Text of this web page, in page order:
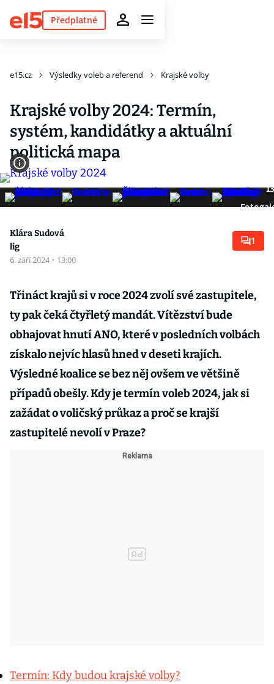
Předplatné
e15.cz Výsledky voleb a referend Krajské volby
Krajské volby 2024: Termín,
systém, kandidátky a aktuální
politická mapa
13
Klára Sudová
lig
6. září 2024 · 13:00
1
Třináct krajů si v roce 2024 zvolí své zastupitele,
ty pak čeká čtyřletý mandát. Vítězství bude
obhajovat hnutí ANO, které v posledních volbách
získalo nejvíc hlasů hned v deseti krajích.
Výsledné koalice se bez něj ovšem ve většině
případů obešly. Kdy je termín voleb 2024, jak si
zažádat o voličský průkaz a proč se krajší
zastupitelé nevolí v Praze?
Termín: Kdy budou krajské volby?